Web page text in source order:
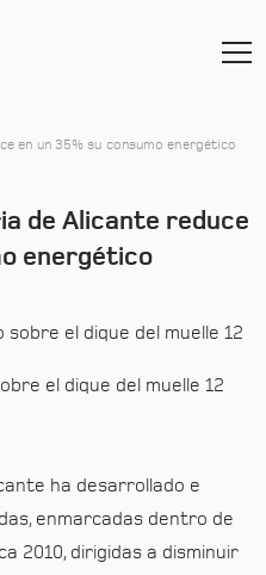
en un 35% su consumo energético
-
de Alicante reduce
energético
el dique del muelle 12
ha desarrollado e
enmarcadas dentro de
2010, dirigidas a disminuir